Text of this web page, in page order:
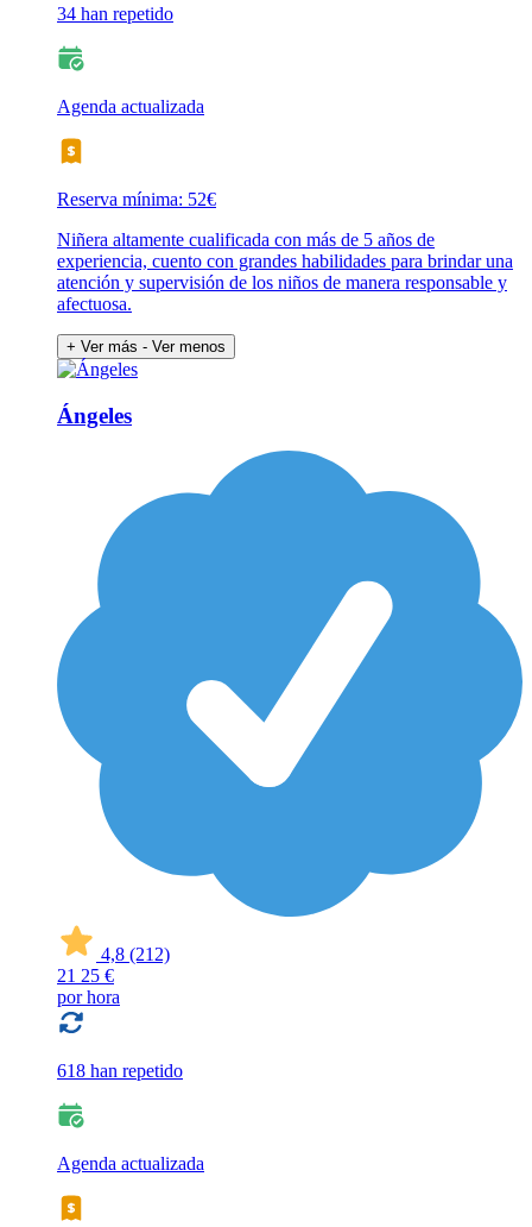
34 han repetido
Agenda actualizada
Reserva mínima: 52€
Niñera altamente cualificada con más de 5 años de
experiencia, cuento con grandes habilidades para brindar una
atención y supervisión de los niños de manera responsable y
afectuosa.
+ Ver más - Ver menos
Ángeles
4,8 (212)
21 25 €
por hora
618 han repetido
Agenda actualizada